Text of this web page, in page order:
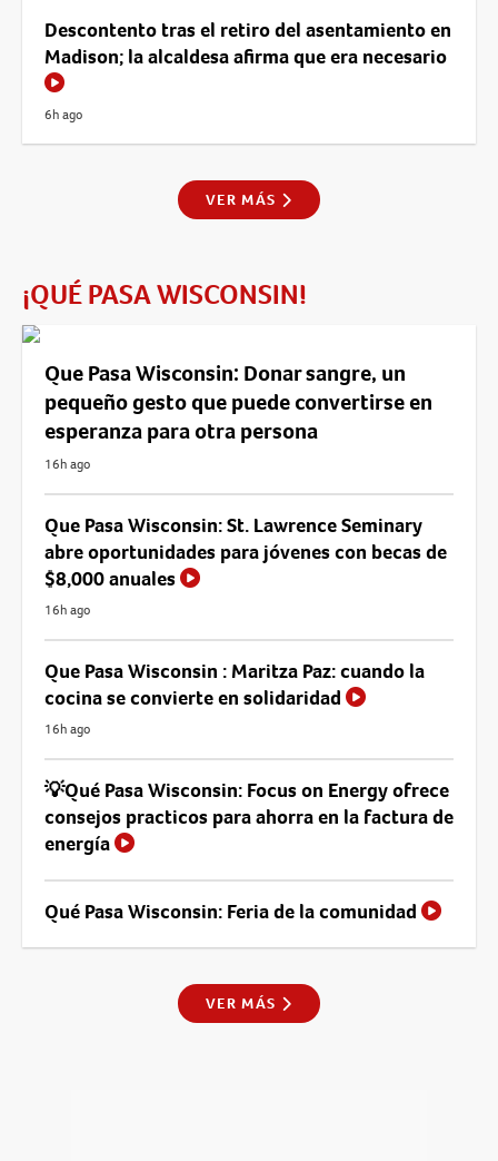
Descontento tras el retiro del asentamiento en
Madison; la alcaldesa afirma que era necesario
6h ago
VER MÁS
¡QUÉ PASA WISCONSIN!
Que Pasa Wisconsin: Donar sangre, un
pequeño gesto que puede convertirse en
esperanza para otra persona
16h ago
Que Pasa Wisconsin: St. Lawrence Seminary
abre oportunidades para jóvenes con becas de
$8,000 anuales
16h ago
Que Pasa Wisconsin : Maritza Paz: cuando la
cocina se convierte en solidaridad
16h ago
💡Qué Pasa Wisconsin: Focus on Energy ofrece
consejos practicos para ahorra en la factura de
energía
Qué Pasa Wisconsin: Feria de la comunidad
VER MÁS